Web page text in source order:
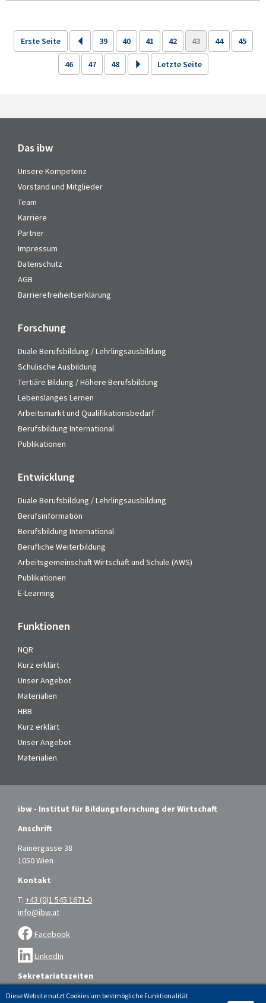
Erste Seite 39 40 41 42 43 44 45
46 47 48 Letzte Seite
Das ibw
Unsere Kompetenz
Vorstand und Mitglieder
Team
Karriere
Partner
Impressum
Datenschutz
AGB
Barrierefreiheitserklärung
Forschung
Duale Berufsbildung / Lehrlingsausbildung
Schulische Ausbildung
Tertiäre Bildung / Höhere Berufsbildung
Lebenslanges Lernen
Arbeitsmarkt und Qualifikationsbedarf
Berufsbildung International
Publikationen
Entwicklung
Duale Berufsbildung / Lehrlingsausbildung
Berufsinformation
Berufsbildung International
Berufliche Weiterbildung
Arbeitsgemeinschaft Wirtschaft und Schule (AWS)
Publikationen
E-Learning
Funktionen
NQR
Kurz erklärt
Unser Angebot
Materialien
HBB
Kurz erklärt
Unser Angebot
Materialien
ibw - Institut für Bildungsforschung der Wirtschaft
Anschrift
Rainergasse 38
1050 Wien
Kontakt
T: +43 (0)1 545 1671-0
info@ibw.at
Facebook
LinkedIn
Sekretariatszeiten
Montag bis Donnerstag: 9.00 – 16.00 Uhr
Diese Website nutzt Cookies um bestmögliche Funktionalität